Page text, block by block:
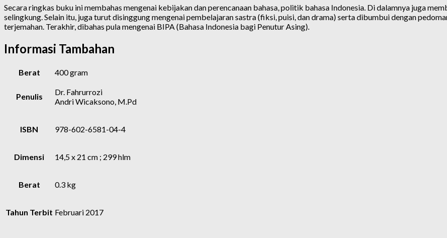
Secara ringkas buku ini membahas mengenai kebijakan dan perencanaan bahasa, politik bahasa Indonesia. Di dalamnya juga
selingkung. Selain itu, juga turut disinggung mengenai pembelajaran sastra (fiksi, puisi, dan drama) serta dibumbui dengan
terjemahan. Terakhir, dibahas pula mengenai BIPA (Bahasa Indonesia bagi Penutur Asing).
Informasi Tambahan
Berat 400 gram
Penulis
Dr. Fahrurrozi
Andri Wicaksono, M.Pd
ISBN 978-602-6581-04-4
Dimensi 14,5 x 21 cm ; 299 hlm
Berat 0.3 kg
Tahun Terbit Februari 2017